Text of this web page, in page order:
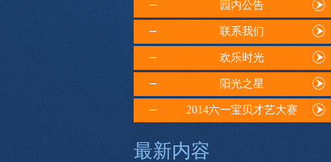
园内公告
联系我们
欢乐时光
阳光之星
2014六一宝贝才艺大赛
最新内容